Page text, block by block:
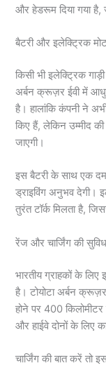
और हेडरूम दिया गया है,
बैटरी और इलेक्ट्रिक
किसी भी इलेक्ट्रिक
अर्बन क्रूज़र ईवी में
है। हालांकि कंपनी ने
किए हैं, लेकिन उम्मीद की
जाएगी।
इस बैटरी के साथ एक
ड्राइविंग अनुभव देगी।
तुरंत टॉर्क मिलता है,
रेंज और चार्जिंग की
भारतीय ग्राहकों के
है। टोयोटा अर्बन
होने पर 400
और हाईवे दोनों के लिए
चार्जिंग की बात करें तो